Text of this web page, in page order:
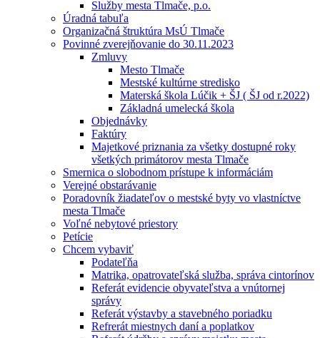
Služby mesta Tlmače, p.o.
Úradná tabuľa
Organizačná štruktúra MsÚ Tlmače
Povinné zverejňovanie do 30.11.2023
Zmluvy
Mesto Tlmače
Mestské kultúrne stredisko
Materská škola Lúčik + ŠJ ( ŠJ od r.2022)
Základná umelecká škola
Objednávky
Faktúry
Majetkové priznania za všetky dostupné roky
všetkých primátorov mesta Tlmače
Smernica o slobodnom prístupe k informáciám
Verejné obstarávanie
Poradovník žiadateľov o mestské byty vo vlastníctve
mesta Tlmače
Voľné nebytové priestory
Petície
Chcem vybaviť
Podateľňa
Matrika, opatrovateľská služba, správa cintorínov
Referát evidencie obyvateľstva a vnútornej
správy
Referát výstavby a stavebného poriadku
Refrerát miestnych daní a poplatkov